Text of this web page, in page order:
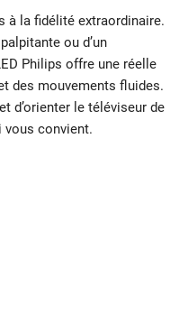
à la fidélité extraordinaire.
ou d’un
Philips offre une réelle
des mouvements fluides.
d’orienter le téléviseur de
vous convient.